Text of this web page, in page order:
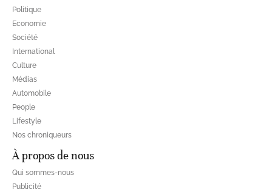
Politique
Economie
Société
International
Culture
Médias
Automobile
People
Lifestyle
Nos chroniqueurs
À propos de nous
Qui sommes-nous
Publicité